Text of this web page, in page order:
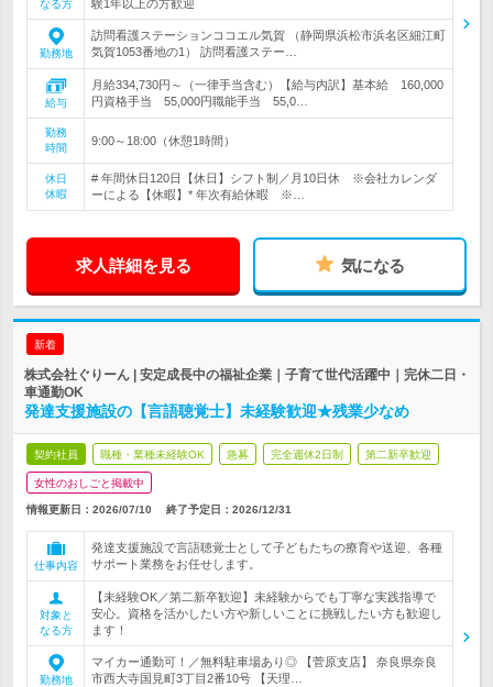
なる方 験1年以上の方歓迎
勤務地
訪問看護ステーションココエル気賀 （静岡県浜松市浜名区細江町
気賀1053番地の1） 訪問看護ステー…
給与
月給334,730円～（一律手当含む）【給与内訳】基本給 160,000
円資格手当 55,000円職能手当 55,0…
勤務
時間
9:00～18:00（休憩1時間）
休日
休暇
# 年間休日120日【休日】シフト制／月10日休 ※会社カレンダ
ーによる【休暇】* 年次有給休暇 ※…
求人詳細を見る 気になる
新着
株式会社ぐりーん | 安定成長中の福祉企業｜子育て世代活躍中｜完休二日・
車通勤OK
発達支援施設の【言語聴覚士】未経験歓迎★残業少なめ
契約社員 職種・業種未経験OK 急募 完全週休2日制 第二新卒歓迎
女性のおしごと掲載中
情報更新日：2026/07/10 終了予定日： 2026/12/31
仕事内容
発達支援施設で言語聴覚士として子どもたちの療育や送迎、各種
サポート業務をお任せします。
対象と
なる方
【未経験OK／第二新卒歓迎】未経験からでも丁寧な実践指導で
安心。資格を活かしたい方や新しいことに挑戦したい方も歓迎し
ます！
勤務地
マイカー通勤可！／無料駐車場あり◎ 【菅原支店】 奈良県奈良
市西大寺国見町3丁目2番10号 【天理…